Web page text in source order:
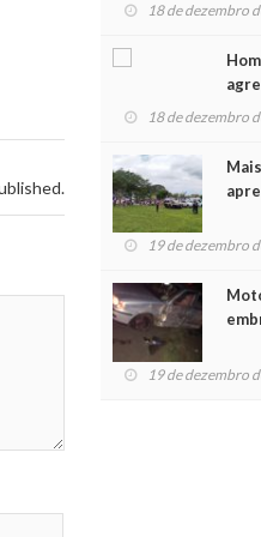
18 de dezembro
18 de dezembro
19 de dezembro
19 de dezembro